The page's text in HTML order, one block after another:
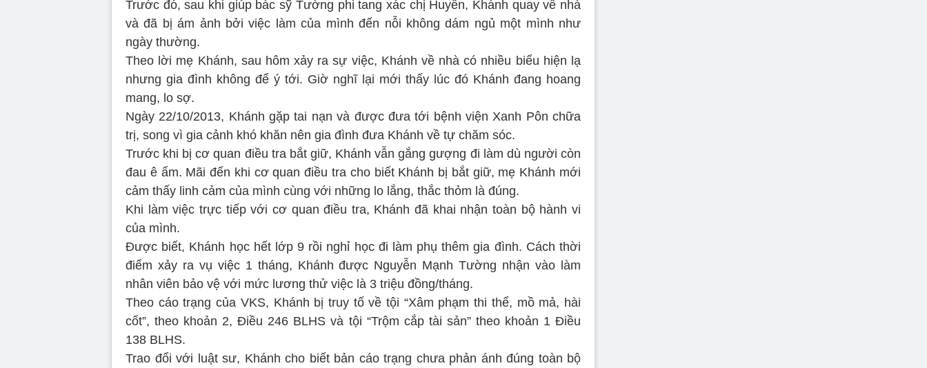
Trước đó, sau khi giúp bác sỹ Tường phi tang xác chị Huyền, Khánh quay về nhà
và đã bị ám ảnh bởi việc làm của mình đến nỗi không dám ngủ một mình như
ngày thường.
Theo lời mẹ Khánh, sau hôm xảy ra sự việc, Khánh về nhà có nhiều biểu hiện lạ
nhưng gia đình không để ý tới. Giờ nghĩ lại mới thấy lúc đó Khánh đang hoang
mang, lo sợ.
Ngày 22/10/2013, Khánh gặp tai nạn và được đưa tới bệnh viện Xanh Pôn chữa
trị, song vì gia cảnh khó khăn nên gia đình đưa Khánh về tự chăm sóc.
Trước khi bị cơ quan điều tra bắt giữ, Khánh vẫn gắng gượng đi làm dù người còn
đau ê ẩm. Mãi đến khi cơ quan điều tra cho biết Khánh bị bắt giữ, mẹ Khánh mới
cảm thấy linh cảm của mình cùng với những lo lắng, thắc thỏm là đúng.
Khi làm việc trực tiếp với cơ quan điều tra, Khánh đã khai nhận toàn bộ hành vi
của mình.
Được biết, Khánh học hết lớp 9 rồi nghỉ học đi làm phụ thêm gia đình. Cách thời
điểm xảy ra vụ việc 1 tháng, Khánh được Nguyễn Mạnh Tường nhận vào làm
nhân viên bảo vệ với mức lương thử việc là 3 triệu đồng/tháng.
Theo cáo trạng của VKS, Khánh bị truy tố về tội “Xâm phạm thi thể, mồ mả, hài
cốt”, theo khoản 2, Điều 246 BLHS và tội “Trộm cắp tài sản” theo khoản 1 Điều
138 BLHS.
Trao đổi với luật sư, Khánh cho biết bản cáo trạng chưa phản ánh đúng toàn bộ